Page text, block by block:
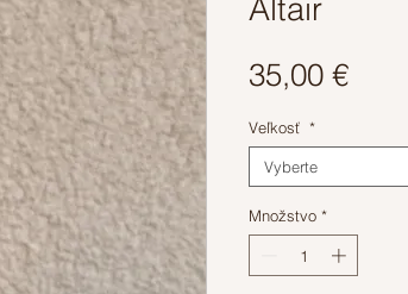
Altair
35,00 €Price
Veľkosť *
Vyberte
Množstvo *